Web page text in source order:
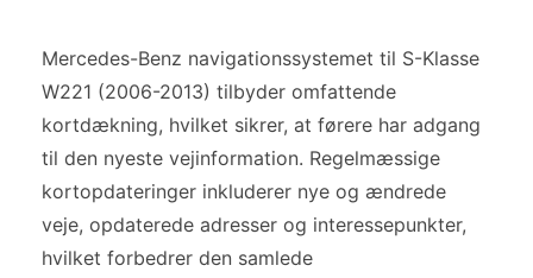
Mercedes-Benz navigationssystemet til S-Klasse
W221 (2006-2013) tilbyder omfattende
kortdækning, hvilket sikrer, at førere har adgang
til den nyeste vejinformation. Regelmæssige
kortopdateringer inkluderer nye og ændrede
veje, opdaterede adresser og interessepunkter,
hvilket forbedrer den samlede